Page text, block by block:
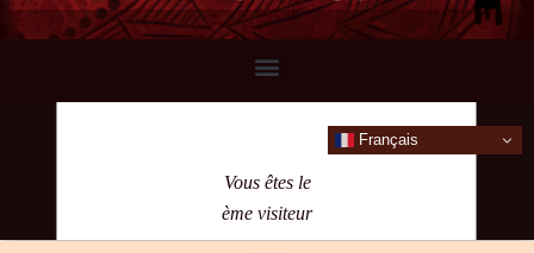
Français
Vous êtes le
ème visiteur